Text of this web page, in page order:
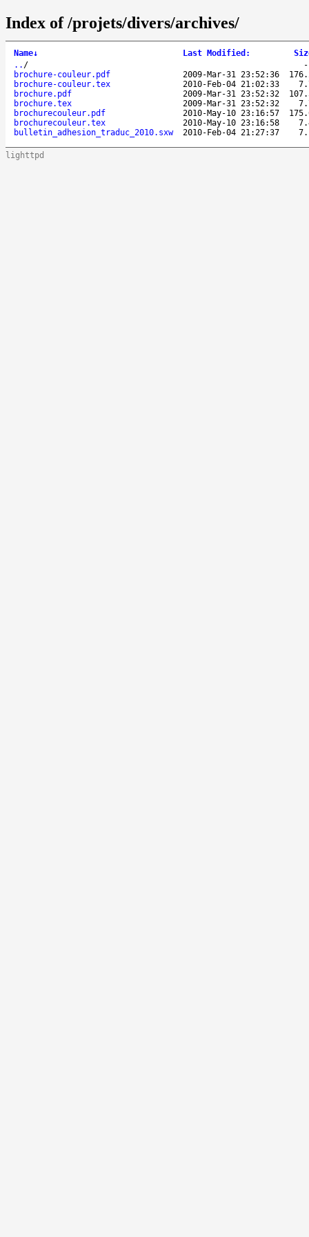
Index of /projets/divers/archives/
Name↓ Last Modified :
.. /
brochure-couleur.pdf
2009-Mar-31 23:52:36
brochure-couleur.tex
2010-Feb-04 21:02:33
brochure.pdf
2009-Mar-31 23:52:32
brochure.tex
2009-Mar-31 23:52:32
brochurecouleur.pdf
2010-May-10 23:16:57
brochurecouleur.tex
2010-May-10 23:16:58
bulletin_adhesion_traduc_2010.sxw
2010-Feb-04 21:27:37
lighttpd